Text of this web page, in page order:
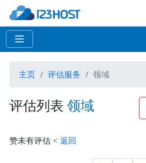
主页 评估服务 领域
评估列表 领域
赞未有评估 < 返回